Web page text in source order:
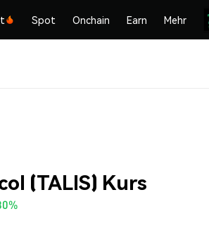
Spot Onchain Earn Mehr
(TALIS) Kurs